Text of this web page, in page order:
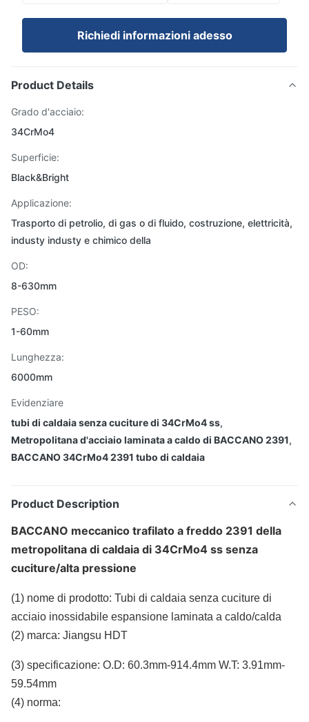
Richiedi informazioni adesso
Product Details
Grado d'acciaio:
34CrMo4
Superficie:
Black&Bright
Applicazione:
Trasporto di petrolio, di gas o di fluido, costruzione, elettricità,
industy industy e chimico della
OD:
8-630mm
PESO:
1-60mm
Lunghezza:
6000mm
Evidenziare
tubi di caldaia senza cuciture di 34CrMo4 ss,
Metropolitana d'acciaio laminata a caldo di BACCANO 2391,
BACCANO 34CrMo4 2391 tubo di caldaia
Product Description
BACCANO meccanico trafilato a freddo 2391 della
metropolitana di caldaia di 34CrMo4 ss senza
cuciture/alta pressione
(1) nome di prodotto: Tubi di caldaia senza cuciture di
acciaio inossidabile espansione laminata a caldo/calda
(2) marca: Jiangsu HDT
(3) specificazione: O.D: 60.3mm-914.4mm W.T: 3.91mm-
59.54mm
(4) norma: